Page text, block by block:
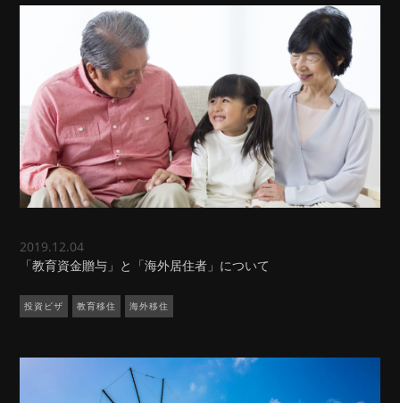
2019.12.04
「教育資金贈与」と「海外居住者」について
投資ビザ 教育移住 海外移住